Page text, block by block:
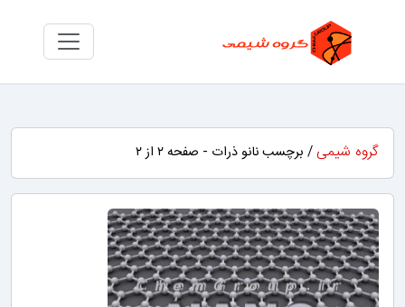
گروه شیمی / برچسب نانو ذرات - صفحه ۲ از ۲